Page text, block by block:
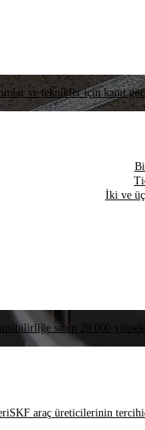
ve teknikler için kanıt
İki ve
sahip 20.000
SKF araç üreticilerinin